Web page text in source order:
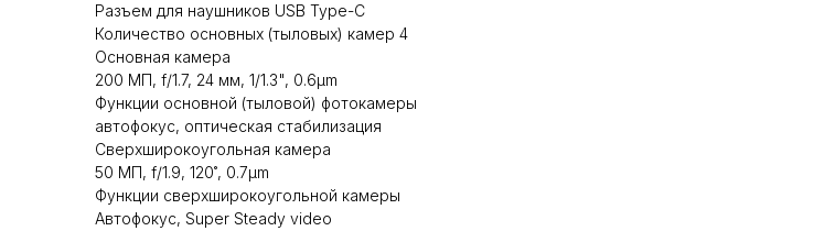
Разъем для наушников USB Type-C
Количество основных (тыловых) камер 4
Основная камера
200 МП, f/1.7, 24 мм, 1/1.3", 0.6µm
Функции основной (тыловой) фотокамеры
автофокус, оптическая стабилизация
Сверхширокоугольная камера
50 МП, f/1.9, 120˚, 0.7µm
Функции сверхширокоугольной камеры
Автофокус, Super Steady video